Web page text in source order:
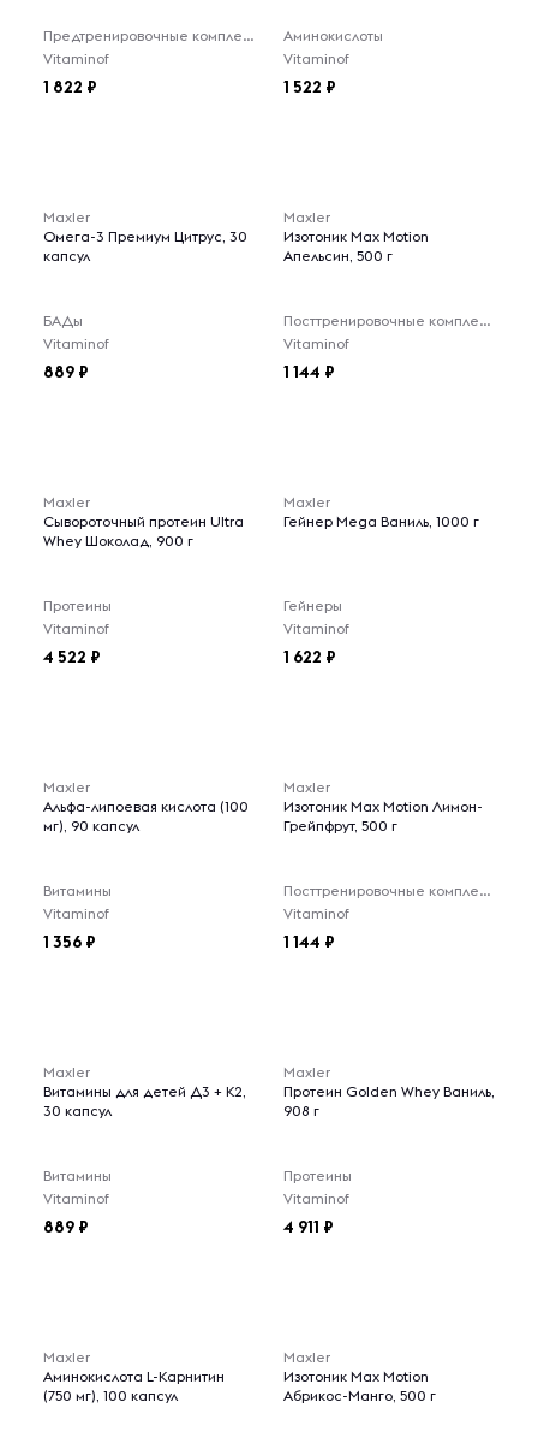
Предтренировочные комплексы
Vitaminof
1 822
Аминокислоты
Vitaminof
1 522
Maxler
Омега-3 Премиум Цитрус, 30
капсул
БАДы
Vitaminof
889
Maxler
Изотоник Max Motion
Апельсин, 500 г
Посттренировочные комплексы
Vitaminof
1 144
Maxler
Сывороточный протеин Ultra
Whey Шоколад, 900 г
Протеины
Vitaminof
4 522
Maxler
Гейнер Mega Ваниль, 1000 г
Гейнеры
Vitaminof
1 622
Maxler
Альфа-липоевая кислота (100
мг), 90 капсул
Витамины
Vitaminof
1 356
Maxler
Изотоник Max Motion Лимон-
Грейпфрут, 500 г
Посттренировочные комплексы
Vitaminof
1 144
Maxler
Витамины для детей Д3 + К2,
30 капсул
Витамины
Vitaminof
889
Maxler
Протеин Golden Whey Ваниль,
908 г
Протеины
Vitaminof
4 911
Maxler
Аминокислота L-Карнитин
(750 мг), 100 капсул
Maxler
Изотоник Max Motion
Абрикос-Манго, 500 г